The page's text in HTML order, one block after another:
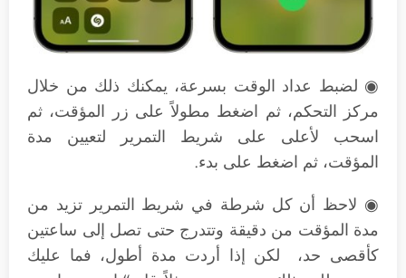
◉ لضبط عداد الوقت بسرعة، يمكنك ذلك من خلال
مركز التحكم، ثم اضغط مطولاً على زر المؤقت، ثم
اسحب لأعلى على شريط التمرير لتعيين مدة
المؤقت، ثم اضغط على بدء.
◉ لاحظ أن كل شرطة في شريط التمرير تزيد من
مدة المؤقت من دقيقة وتتدرج حتى تصل إلى ساعتين
كأقصى حد، لكن إذا أردت مدة أطول، فما عليك